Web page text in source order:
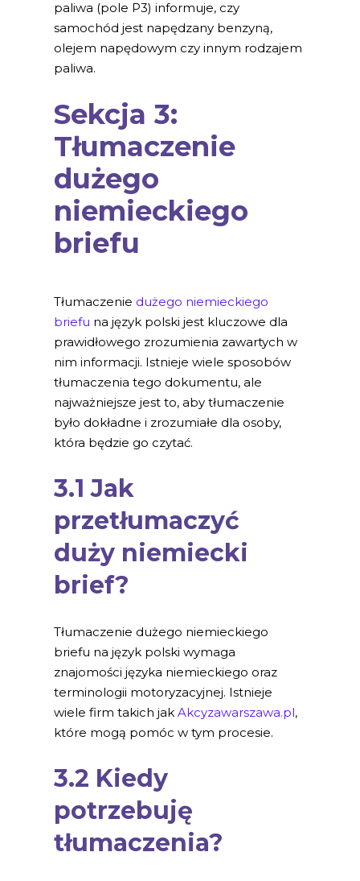
paliwa (pole P3) informuje, czy
samochód jest napędzany benzyną,
olejem napędowym czy innym rodzajem
paliwa.
Sekcja 3:
Tłumaczenie
dużego
niemieckiego
briefu
Tłumaczenie dużego niemieckiego
briefu na język polski jest kluczowe dla
prawidłowego zrozumienia zawartych w
nim informacji. Istnieje wiele sposobów
tłumaczenia tego dokumentu, ale
najważniejsze jest to, aby tłumaczenie
było dokładne i zrozumiałe dla osoby,
która będzie go czytać.
3.1 Jak
przetłumaczyć
duży niemiecki
brief?
Tłumaczenie dużego niemieckiego
briefu na język polski wymaga
znajomości języka niemieckiego oraz
terminologii motoryzacyjnej. Istnieje
wiele firm takich jak Akcyzawarszawa.pl,
które mogą pomóc w tym procesie.
3.2 Kiedy
potrzebuję
tłumaczenia?